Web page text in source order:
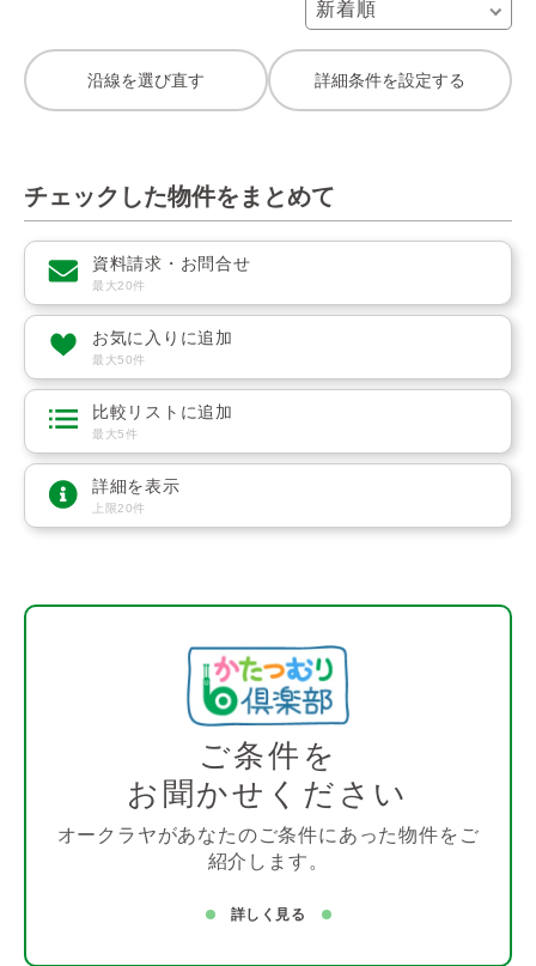
沿線を選び直す 詳細条件を設定する
チェックした物件をまとめて
資料請求・お問合せ
最大20件
お気に入りに追加
最大50件
比較リストに追加
最大5件
詳細を表示
上限20件
ご条件を
お聞かせください
オークラヤがあなたのご条件にあった物件をご
紹介します。
詳しく見る